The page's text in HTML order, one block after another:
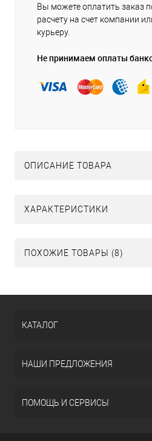
Вы можете оплатить заказ
расчету на счет компании
курьеру.
Не принимаем оплаты
ОПИСАНИЕ ТОВАРА
ХАРАКТЕРИСТИКИ
ПОХОЖИЕ ТОВАРЫ (8)
КАТАЛОГ
НАШИ ПРЕДЛОЖЕНИЯ
ПОМОЩЬ И СЕРВИСЫ